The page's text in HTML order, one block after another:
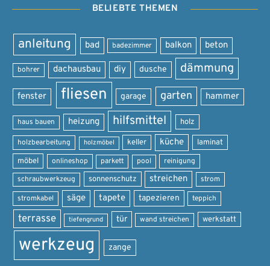
BELIEBTE THEMEN
anleitung bad badezimmer balkon beton
bohrer dachausbau diy dusche dämmung
fenster fliesen garage garten hammer
haus bauen heizung hilfsmittel holz
holzbearbeitung holzmöbel keller küche laminat
möbel onlineshop parkett pool reinigung
schraubwerkzeug sonnenschutz streichen strom
stromkabel säge tapete tapezieren teppich
terrasse tiefengrund tür wand streichen werkstatt
werkzeug zange